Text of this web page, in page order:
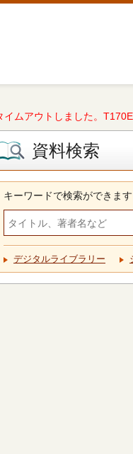
ムアウトしました。
資料検索
キーワードで検索ができます
デジタルライブラリー